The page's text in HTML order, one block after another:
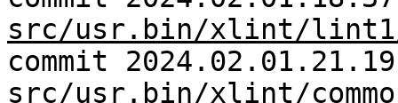
src/usr.bin/xlint/
commit
src/usr.bin/xlint/